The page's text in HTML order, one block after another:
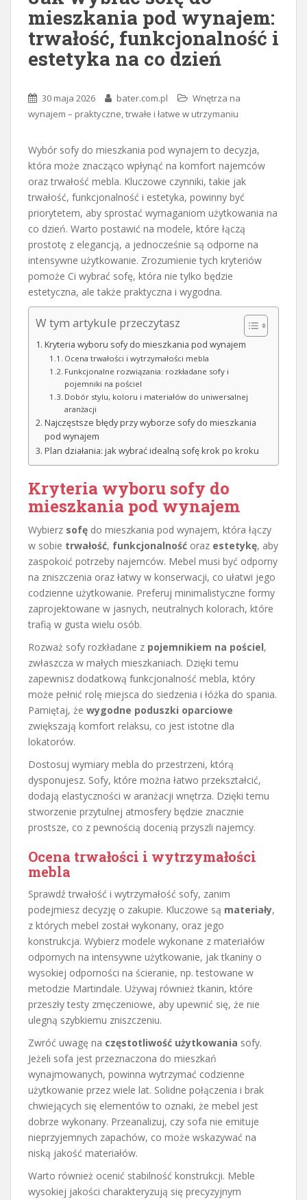
mieszkania pod wynajem:
trwałość, funkcjonalność i
estetyka na co dzień
30 maja 2026 bater.com.pl
Wnętrza na
wynajem – praktyczne, trwałe i łatwe w utrzymaniu
Wybór sofy do mieszkania pod wynajem to decyzja,
która może znacząco wpłynąć na komfort najemców
oraz trwałość mebla. Kluczowe czynniki, takie jak
trwałość, funkcjonalność i estetyka, powinny być
priorytetem, aby sprostać wymaganiom użytkowania na
co dzień. Warto postawić na modele, które łączą
prostotę z elegancją, a jednocześnie są odporne na
intensywne użytkowanie. Zrozumienie tych kryteriów
pomoże Ci wybrać sofę, która nie tylko będzie
estetyczna, ale także praktyczna i wygodna.
W tym artykule przeczytasz
Kryteria wyboru sofy do mieszkania pod wynajem
Ocena trwałości i wytrzymałości mebla
Funkcjonalne rozwiązania: rozkładane sofy i
pojemniki na pościel
Dobór stylu, koloru i materiałów do uniwersalnej
aranżacji
Najczęstsze błędy przy wyborze sofy do mieszkania
pod wynajem
Plan działania: jak wybrać idealną sofę krok po kroku
Kryteria wyboru sofy do
mieszkania pod wynajem
Wybierz sofę do mieszkania pod wynajem, która łączy
w sobie trwałość, funkcjonalność oraz estetykę, aby
zaspokoić potrzeby najemców. Mebel musi być odporny
na zniszczenia oraz łatwy w konserwacji, co ułatwi jego
codzienne użytkowanie. Preferuj minimalistyczne formy
zaprojektowane w jasnych, neutralnych kolorach, które
trafią w gusta wielu osób.
Rozważ sofy rozkładane z pojemnikiem na pościel,
zwłaszcza w małych mieszkaniach. Dzięki temu
zapewnisz dodatkową funkcjonalność mebla, który
może pełnić rolę miejsca do siedzenia i łóżka do spania.
Pamiętaj, że wygodne poduszki oparciowe
zwiększają komfort relaksu, co jest istotne dla
lokatorów.
Dostosuj wymiary mebla do przestrzeni, którą
dysponujesz. Sofy, które można łatwo przekształcić,
dodają elastyczności w aranżacji wnętrza. Dzięki temu
stworzenie przytulnej atmosfery będzie znacznie
prostsze, co z pewnością docenią przyszli najemcy.
Ocena trwałości i wytrzymałości
mebla
Sprawdź trwałość i wytrzymałość sofy, zanim
podejmiesz decyzję o zakupie. Kluczowe są materiały,
z których mebel został wykonany, oraz jego
konstrukcja. Wybierz modele wykonane z materiałów
odpornych na intensywne użytkowanie, jak tkaniny o
wysokiej odporności na ścieranie, np. testowane w
metodzie Martindale. Używaj również tkanin, które
przeszły testy zmęczeniowe, aby upewnić się, że nie
ulegną szybkiemu zniszczeniu.
Zwróć uwagę na częstotliwość użytkowania sofy.
Jeżeli sofa jest przeznaczona do mieszkań
wynajmowanych, powinna wytrzymać codzienne
użytkowanie przez wiele lat. Solidne połączenia i brak
chwiejących się elementów to oznaki, że mebel jest
dobrze wykonany. Przeanalizuj, czy sofa nie emituje
nieprzyjemnych zapachów, co może wskazywać na
niską jakość materiałów.
Warto również ocenić stabilność konstrukcji. Meble
wysokiej jakości charakteryzują się precyzyjnym